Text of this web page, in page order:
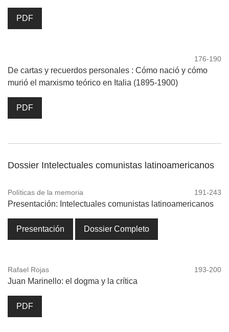
PDF
176-190
De cartas y recuerdos personales : Cómo nació y cómo
murió el marxismo teórico en Italia (1895-1900)
PDF
Dossier Intelectuales comunistas latinoamericanos
Políticas de la memoria 191-243
Presentación: Intelectuales comunistas latinoamericanos
Presentación Dossier Completo
Rafael Rojas 193-200
Juan Marinello: el dogma y la crítica
PDF